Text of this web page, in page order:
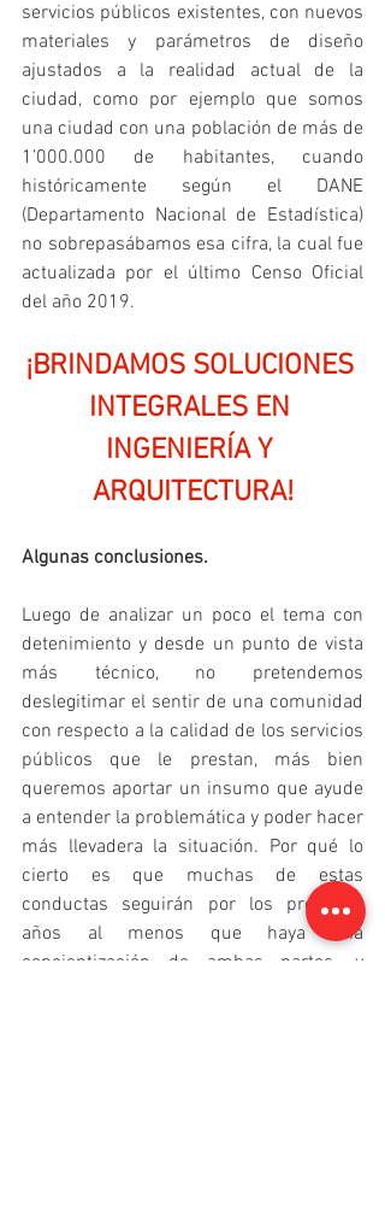
servicios públicos existentes, con nuevos
materiales y parámetros de diseño
ajustados a la realidad actual de la
ciudad, como por ejemplo que somos
una ciudad con una población de más de
1’000.000 de habitantes, cuando
históricamente según el DANE
(Departamento Nacional de Estadística)
no sobrepasábamos esa cifra, la cual fue
actualizada por el último Censo Oficial
del año 2019.
¡BRINDAMOS SOLUCIONES
INTEGRALES EN
INGENIERÍA Y
ARQUITECTURA!
Algunas conclusiones.
Luego de analizar un poco el tema con
detenimiento y desde un punto de vista
más técnico, no pretendemos
deslegitimar el sentir de una comunidad
con respecto a la calidad de los servicios
públicos que le prestan, más bien
queremos aportar un insumo que ayude
a entender la problemática y poder hacer
más llevadera la situación. Por qué lo
cierto es que muchas de estas
conductas seguirán por los próximos
años al menos que haya una
concientización de ambas partes, y